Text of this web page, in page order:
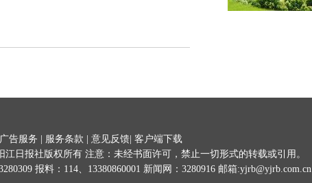
广告服务 服务条款 意见反馈 客户端下载
江日报社版权所有 注意：未经书面许可，禁止一切形式的转载或引用。
报料：114、13380860001 新闻网：3280916 邮箱:yjrb@yjrb.com.cn